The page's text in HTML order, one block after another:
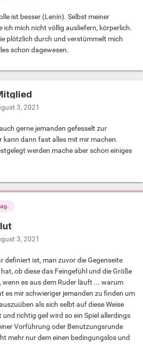
ist besser (Lenin). Selbst meiner
ich mich nicht völlig ausliefern, körperlich.
plötzlich durch und verstümmelt mich
schon dagewesen.
3, 2021
gerne jemanden gefesselt zur
kann dann fast alles mit mir machen.
werden mache aber schon einiges
3, 2021
definiert ist, man zuvor die Gegenseite
ob diese das Feingefühl und die Größe
es aus dem Ruder läuft ... warum
es mir schwieriger jemanden zu finden um
als sich selbt auf diese Weise
richtig geil wird so ein Spiel allerdings
Vorführung oder Benutzungsrunde
mehr nur dem einen bedingungslos und